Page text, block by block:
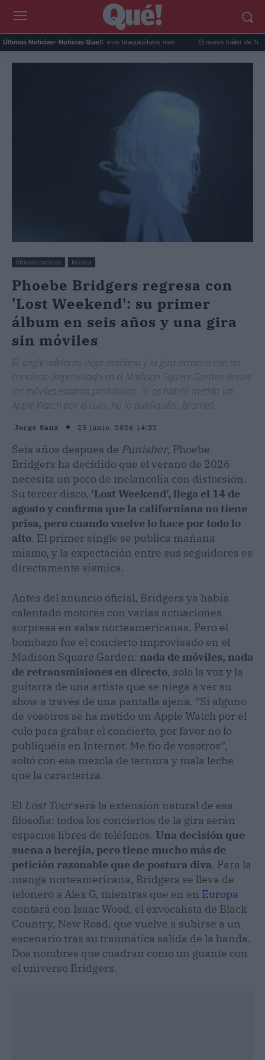
Últimas Noticias- Noticias Que!:
estudio revela que los perros braquicéfalos mes... El nuevo tráiler de 'Insidious:
Últimas noticias Música
Phoebe Bridgers regresa con
'Lost Weekend': su primer
álbum en seis años y una gira
sin móviles
El single adelanto llega mañana y la gira arranca con un
concierto improvisado en el Madison Square Garden donde
los móviles estaban prohibidos. 'Si os habéis metido un
Apple Watch por el culo, no lo publiquéis', bromeó.
Jorge Sanz 25 junio, 2026 14:32
Seis años después de Punisher, Phoebe
Bridgers ha decidido que el verano de 2026
necesita un poco de melancolía con distorsión.
Su tercer disco, 'Lost Weekend', llega el 14 de
agosto y confirma que la californiana no tiene
prisa, pero cuando vuelve lo hace por todo lo
alto. El primer single se publica mañana
mismo, y la expectación entre sus seguidores es
directamente sísmica.
Antes del anuncio oficial, Bridgers ya había
calentado motores con varias actuaciones
sorpresa en salas norteamericanas. Pero el
bombazo fue el concierto improvisado en el
Madison Square Garden: nada de móviles, nada
de retransmisiones en directo, solo la voz y la
guitarra de una artista que se niega a ver su
show a través de una pantalla ajena. “Si alguno
de vosotros se ha metido un Apple Watch por el
culo para grabar el concierto, por favor no lo
publiquéis en Internet. Me fío de vosotros”,
soltó con esa mezcla de ternura y mala leche
que la caracteriza.
El Lost Tourserá la extensión natural de esa
filosofía: todos los conciertos de la gira serán
espacios libres de teléfonos. Una decisión que
suena a herejía, pero tiene mucho más de
petición razonable que de postura diva. Para la
manga norteamericana, Bridgers se lleva de
telonero a Alex G, mientras que en en Europa
contará con Isaac Wood, el exvocalista de Black
Country, New Road, que vuelve a subirse a un
escenario tras su traumática salida de la banda.
Dos nombres que cuadran como un guante con
el universo Bridgers.